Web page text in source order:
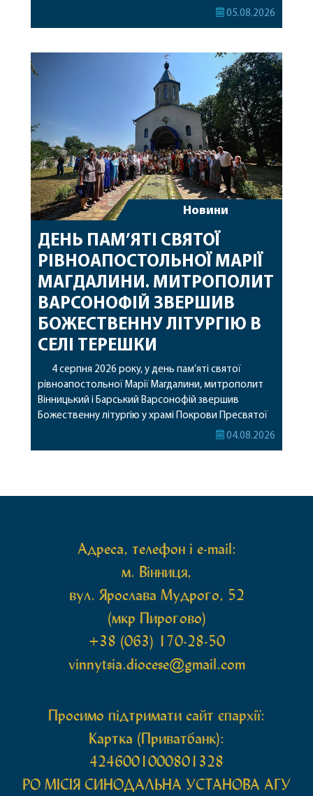
Його Високопреосвященству співслужили
священному сані. Під час богослужіння підносилися
особливі молитви за мир в Україні, за воїнів, які
05.08.2026
Новини
ДЕНЬ ПАМ’ЯТІ СВЯТОЇ
РІВНОАПОСТОЛЬНОЇ МАРІЇ
МАГДАЛИНИ. МИТРОПОЛИТ
ВАРСОНОФІЙ ЗВЕРШИВ
БОЖЕСТВЕННУ ЛІТУРГІЮ В
СЕЛІ ТЕРЕШКИ
4 серпня 2026 року, у день пам’яті святої
рівноапостольної Марії Магдалини, митрополит
Вінницький і Барський Варсонофій звершив
Божественну літургію у храмі Покрови Пресвятої
Богородиці села Терешки Барського благочиння.
04.08.2026
Адреса, телефон і e-mail:
м. Вінниця,
вул. Ярослава Мудрого, 52
(мкр Пирогово)
+38 (063) 170-28-50
vinnytsia.diocese@gmail.com
Просимо підтримати сайт єпархії:
Картка (Приватбанк):
4246001000801328
РО МIСIЯ СИНОДАЛЬНА УСТАНОВА АГУ